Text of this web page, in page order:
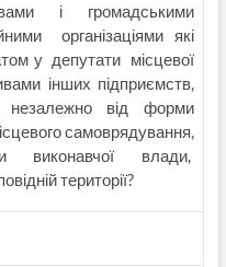
і громадськими
організаціями які
у депутати місцевої
інших підприємств,
незалежно від форми
самоврядування,
виконавчої влади,
території?